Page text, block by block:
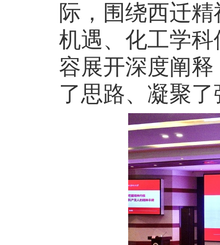
际，围绕西迁精
机遇、化工学
容展开深度阐
了思路、凝聚